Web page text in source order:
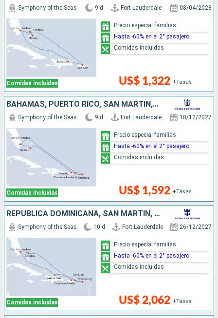
Comidas incluidas
Symphony of the Seas 9 d Fort Lauderdale 08/04/2028
US$ 1,322 +Tasas
Precio especial familias
Hasta -60% en el 2° pasajero
Comidas incluidas
BAHAMAS, PUERTO RICO, SAN MARTÍN, ESTADOS UNIDOS
Comidas incluidas
Symphony of the Seas 9 d Fort Lauderdale 18/12/2027
US$ 1,592 +Tasas
Precio especial familias
Hasta -60% en el 2° pasajero
Comidas incluidas
REPÚBLICA DOMINICANA, SAN MARTÍN, PUERTO RICO, BAHAMAS, ESTADOS UNIDOS
Comidas incluidas
Symphony of the Seas 10 d Fort Lauderdale 26/12/2027
US$ 2,062 +Tasas
Precio especial familias
Hasta -60% en el 2° pasajero
Comidas incluidas